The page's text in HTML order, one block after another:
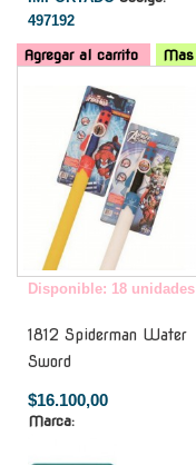
497192
Agregar al carrito Mas
Disponible: 18 unidades
1812 Spiderman Water
Sword
$16.100,00
Marca: